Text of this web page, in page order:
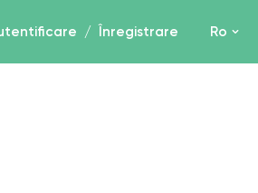
/ Înregistrare Ro